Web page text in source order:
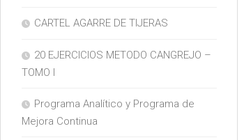
CARTEL AGARRE DE TIJERAS
20 EJERCICIOS METODO CANGREJO –
TOMO I
Programa Analítico y Programa de
Mejora Continua